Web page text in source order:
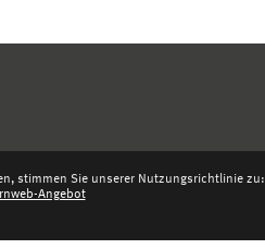
stimmen Sie unserer Nutzungsrichtlinie zu:
Angebot